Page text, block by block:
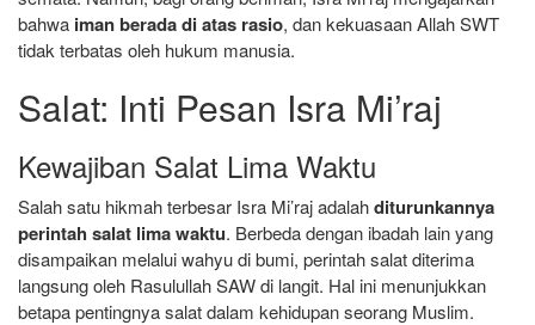
bahwa iman berada di atas rasio, dan kekuasaan Allah SWT
tidak terbatas oleh hukum manusia.
Salat: Inti Pesan Isra Mi’raj
Kewajiban Salat Lima Waktu
Salah satu hikmah terbesar Isra Mi’raj adalahditurunkannya
perintah salat lima waktu. Berbeda dengan ibadah lain yang
disampaikan melalui wahyu di bumi, perintah salat diterima
langsung oleh Rasulullah SAW di langit. Hal ini menunjukkan
betapa pentingnya salat dalam kehidupan seorang Muslim.